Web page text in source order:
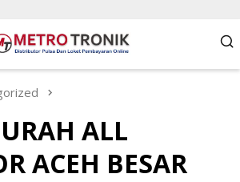
ALL
ACEH BESAR